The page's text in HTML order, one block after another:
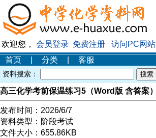
欢迎您， 会员登录 免费注册
访问PC网站
首页
分类 客服
资料搜索：
高三化学考前保温练习5（Word版 含答案）
发布时间： 2026/6/7
资料类型： 阶段考试
文件大小： 655.86KB